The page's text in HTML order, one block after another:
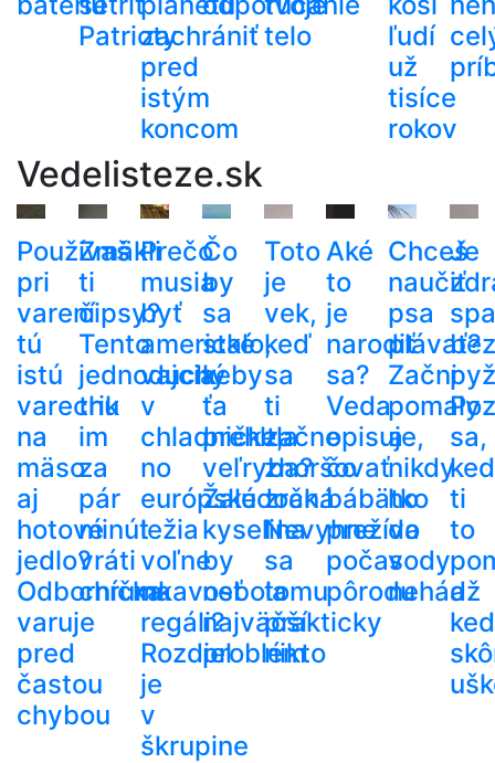
Patriotyzachrániť
pred
istým
koncom
telo
ľudí
už
tisíce
rokov
Vedelisteze.sk
Používaš
pri
varení
tú
istú
varechu
na
mäso
aj
hotové
jedlo?
Odborníčka
varuje
pred
častou
chybou
Zmäkli
ti
čipsy?
Tento
jednoduchý
trik
im
za
pár
minút
vráti
chrumkavosť
Prečo
musia
byť
americké
vajcia
v
chladničke,
no
európske
ležia
voľne
na
regáli?
Rozdiel
je
v
škrupine
Čo
by
sa
stalo,
keby
ťa
prehltla
veľryba?
Žalúdočná
kyselina
by
nebola
najväčší
problém
Toto
je
vek,
keď
sa
ti
začne
zhoršovať
zrak.
Nevyhne
sa
tomu
prakticky
nikto
Aké
to
je
narodiť
sa?
Veda
opisuje,
čo
bábätko
prežíva
počas
pôrodu
Chceš
naučiť
psa
plávať?
Začni
pomaly
a
nikdy
ho
do
vody
nehádž
Je
bez
sa,
ti
to
a